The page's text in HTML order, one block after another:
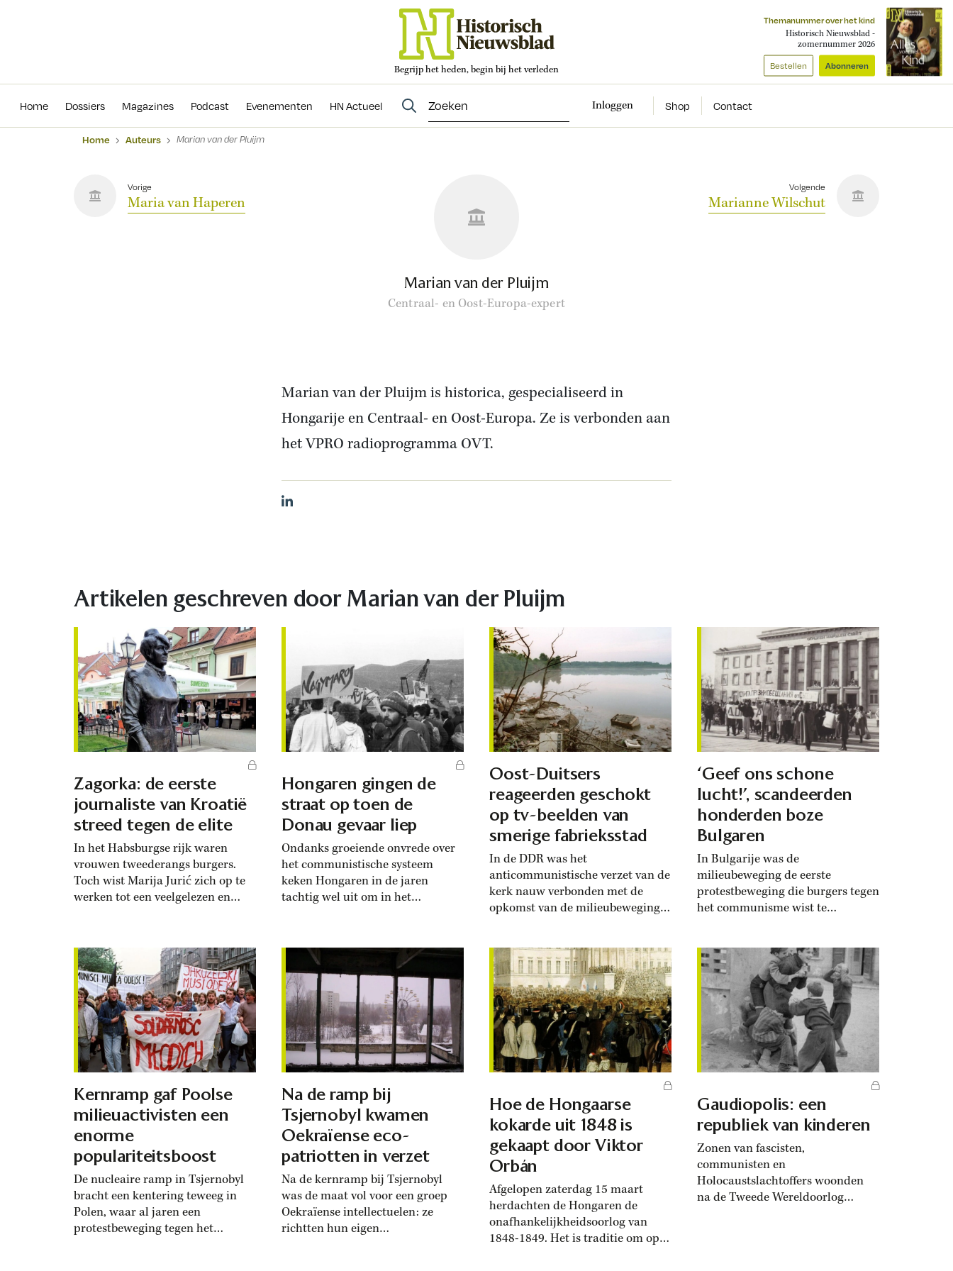
Begrijp het heden, begin bij het verleden
Themanummer over het kind
Historisch Nieuwsblad -
zomernummer 2026
Bestellen Abonneren
Home Dossiers Magazines Podcast Evenementen HN Actueel Inloggen Shop Contact
Evenementen
Home Auteurs Marian van der Pluijm
Vorige
Maria van Haperen
Marian van der Pluijm
Centraal- en Oost-Europa-expert
Volgende
Marianne Wilschut
Marian van der Pluijm is historica, gespecialiseerd in
Hongarije en Centraal- en Oost-Europa. Ze is verbonden aan
het VPRO radioprogramma OVT.
LinkedIn
Artikelen geschreven door Marian van der Pluijm
Zagorka: de eerste
journaliste van Kroatië
streed tegen de elite
In het Habsburgse rijk waren
vrouwen tweederangs burgers.
Toch wist Marija Jurić zich op te
werken tot een veelgelezen en
rechten van het Kroatische volk.
Het bracht haar tot in de
gevangenis. Op een middag in
oktober 1896 liep de Kroatische
Marija Jurić (1873-1957) over...
Hongaren gingen de
straat op toen de
Donau gevaar liep
Ondanks groeiende onvrede over
het communistische systeem
keken Hongaren in de jaren
tachtig wel uit om in het
waterkrachtcentrale de Donau
bedreigde, kwam de bevolking in
opstand. In de jaren vijftig
hadden Hongarije en Tsjecho-
Slowakije het plan opgevat om
een gigantische
waterkrachtcentrale met dammen
te...
Oost-Duitsers
reageerden geschokt
op tv-beelden van
smerige fabrieksstad
In de DDR was het
anticommunistische verzet van de
kerk nauw verbonden met de
opkomst van de milieubeweging.
vieze fabrieksstad zette het Oost-
Duitse milieuactivisme in één klap
op de kaart. Het grote publiek
leerde de Oost-Duitse
milieubeweging kennen toen in
september 1988 de
televisiedocumentaire Bitteres aus
Bitterfeld op de...
‘Geef ons schone
lucht!’, scandeerden
honderden boze
Bulgaren
In Bulgarije was de
milieubeweging de eerste
protestbeweging die burgers tegen
het communisme wist te
flauwvielen door overwaaiende
fabrieksgassen. Op het centrale
plein van het Bulgaarse
provinciestadje Roese, niet ver van
de Roemeense grens, stond op 23
september 1987 een groep jonge
kinderen te wachten op hun...
Kernramp gaf Poolse
milieuactivisten een
enorme
populariteitsboost
De nucleaire ramp in Tsjernobyl
bracht een kentering teweeg in
Polen, waar al jaren een
protestbeweging tegen het
Na de ramp bij
Tsjernobyl kwamen
Oekraïense eco-
patriotten in verzet
Na de kernramp bij Tsjernobyl
was de maat vol voor een groep
Oekraïense intellectuelen: ze
richtten hun eigen
Hoe de Hongaarse
kokarde uit 1848 is
gekaapt door Viktor
Orbán
Afgelopen zaterdag 15 maart
herdachten de Hongaren de
onafhankelijkheidsoorlog van
1848-1849. Het is traditie om op
Gaudiopolis: een
republiek van kinderen
Zonen van fascisten,
communisten en
Holocaustslachtoffers woonden
na de Tweede Wereldoorlog